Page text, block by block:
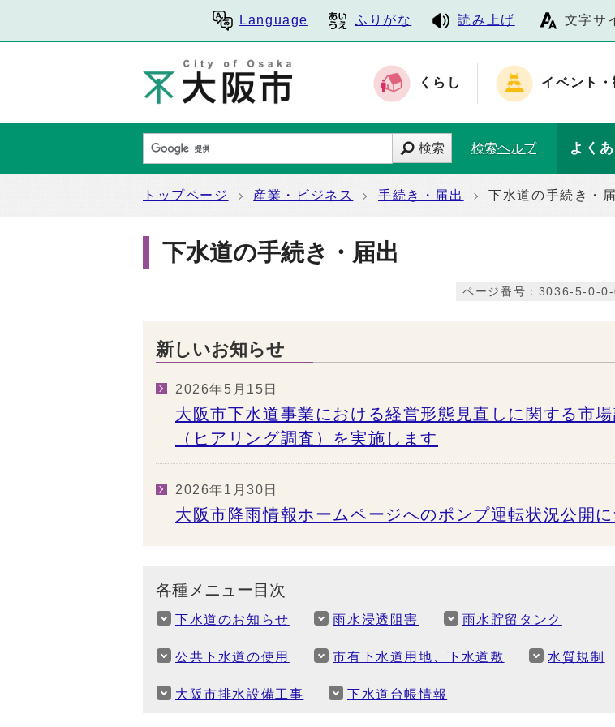
Language ふりがな 読み上げ 文字サ
くらし イベント・
検索 検索ヘルプ よく
トップページ 産業・ビジネス 手続き・届出 下水道の手続き・
下水道の手続き・届出
ページ番号：3036-5-0-
新しいお知らせ
2026年5月15日
大阪市下水道事業における経営形態見直しに関する市
（ヒアリング調査）を実施します
2026年1月30日
大阪市降雨情報ホームページへのポンプ運転状況公開に
各種メニュー目次
下水道のお知らせ 雨水浸透阻害 雨水貯留タンク
公共下水道の使用 市有下水道用地、下水道敷 水質規制
大阪市排水設備工事 下水道台帳情報